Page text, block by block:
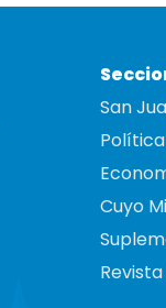
San
Política
Cuyo